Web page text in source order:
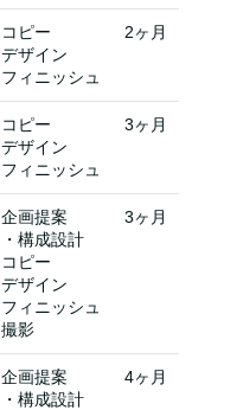
コピー
デザイン
フィニッシュ
2ヶ月
コピー
デザイン
フィニッシュ
3ヶ月
企画提案
・構成設計
コピー
デザイン
フィニッシュ
撮影
3ヶ月
企画提案
・構成設計
4ヶ月